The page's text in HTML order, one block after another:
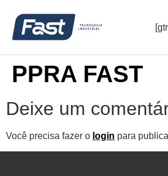
PPRA FAST
Deixe um
Você precisa fazer o login para